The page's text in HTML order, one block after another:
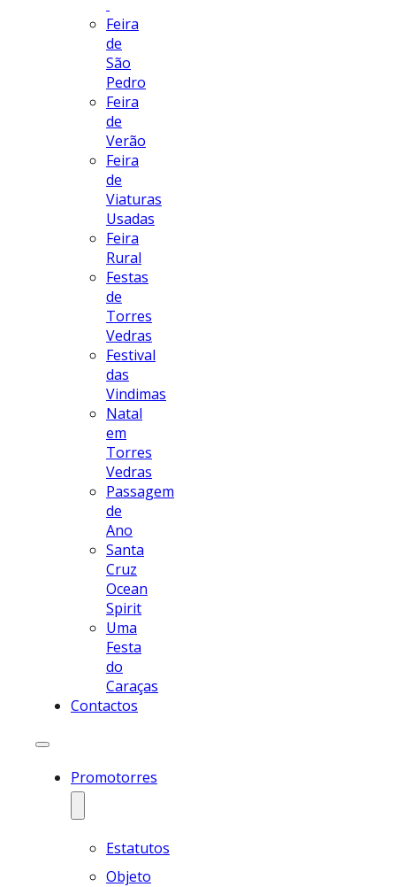
Feira
de
São
Pedro
Feira
de
Verão
Feira
de
Viaturas
Usadas
Feira
Rural
Festas
de
Torres
Vedras
Festival
das
Vindimas
Natal
em
Torres
Vedras
Passagem
de
Ano
Santa
Cruz
Ocean
Spirit
Uma
Festa
do
Caraças
Contactos
Promotorres
Estatutos
Objeto